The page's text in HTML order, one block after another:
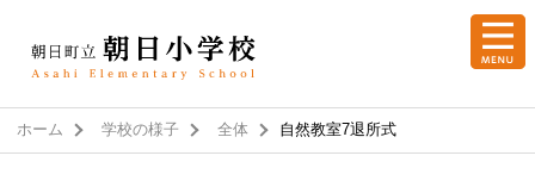
ホーム 学校の様子 全体 自然教室7退所式